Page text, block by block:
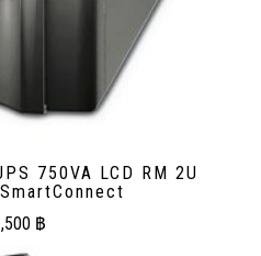
750VA LCD RM 2U
฿